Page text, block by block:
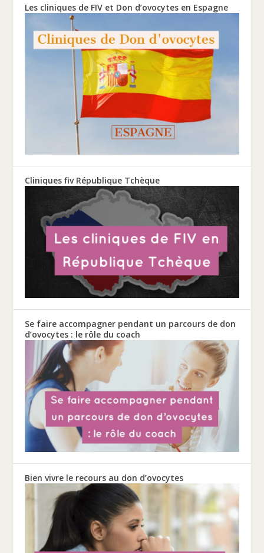
Les cliniques de FIV et Don d’ovocytes en Espagne
Cliniques fiv République Tchèque
Se faire accompagner pendant un parcours de don
d’ovocytes : le rôle du coach
Bien vivre le recours au don d’ovocytes